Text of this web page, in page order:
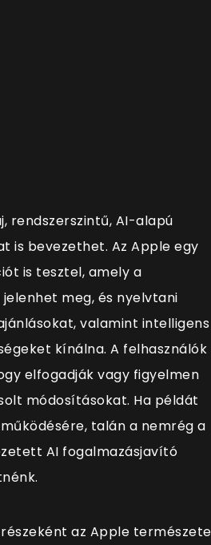
rendszerszintű, AI-alapú
is bevezethet. Az Apple egy
is tesztel, amely a
meg, és nyelvtani
valamint intelligens
kínálna. A felhasználók
elfogadják vagy figyelmen
módosításokat. Ha példát
talán a nemrég a
AI fogalmazásjavító
az Apple